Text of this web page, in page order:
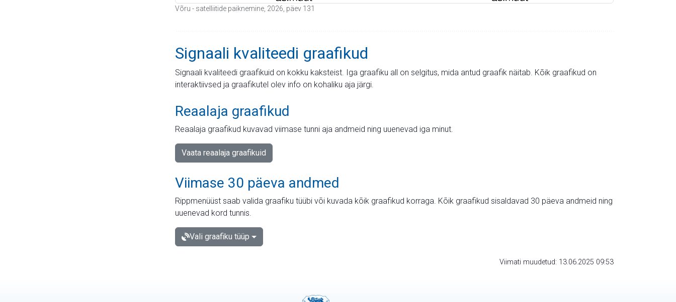
Võru - satelliitide paiknemine, 2026, päev 131
Signaali kvaliteedi graafikud
Signaali kvaliteedi graafikuid on kokku kaksteist. Iga graafiku all on selgitus, mida antud graafik näitab. Kõik graafikud on
interaktiivsed ja graafikutel olev info on kohaliku aja järgi.
Reaalaja graafikud
Reaalaja graafikud kuvavad viimase tunni aja andmeid ning uuenevad iga minut.
Vaata reaalaja graafikuid
Viimase 30 päeva andmed
Rippmenüüst saab valida graafiku tüübi või kuvada kõik graafikud korraga. Kõik graafikud sisaldavad 30 päeva andmeid ning
uuenevad kord tunnis.
Vali graafiku tüüp
Viimati muudetud: 13.06.2025 09:53